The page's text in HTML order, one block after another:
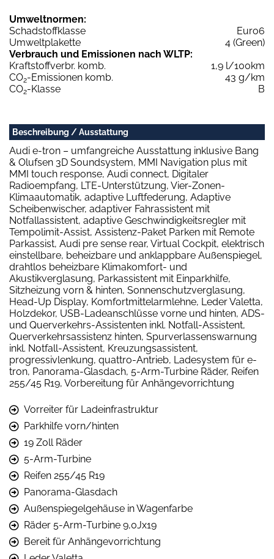
Umweltnormen:
Schadstoffklasse
Euro6
Umweltplakette
4 (Green)
Verbrauch und Emissionen nach WLTP:
Kraftstoffverbr. komb.
1,9 l/100km
CO2-Emissionen komb.
43 g/km
CO2-Klasse B
Beschreibung / Ausstattung
Audi e-tron – umfangreiche Ausstattung inklusive Bang
& Olufsen 3D Soundsystem, MMI Navigation plus mit
MMI touch response, Audi connect, Digitaler
Radioempfang, LTE-Unterstützung, Vier-Zonen-
Klimaautomatik, adaptive Luftfederung, Adaptive
Scheibenwischer, adaptiver Fahrassistent mit
Notfallassistent, adaptive Geschwindigkeitsregler mit
Tempolimit-Assist, Assistenz-Paket Parken mit Remote
Parkassist, Audi pre sense rear, Virtual Cockpit, elektrisch
einstellbare, beheizbare und anklappbare Außenspiegel,
drahtlos beheizbare Klimakomfort- und
Akustikverglasung, Parkassistent mit Einparkhilfe,
Sitzheizung vorn & hinten, Sonnenschutzverglasung,
Head-Up Display, Komfortmittelarmlehne, Leder Valetta,
Holzdekor, USB-Ladeanschlüsse vorne und hinten, ADS-
und Querverkehrs-Assistenten inkl. Notfall-Assistent,
Querverkehrsassistenz hinten, Spurverlassenswarnung
inkl. Notfall-Assistent, Kreuzungsassistent,
progressivlenkung, quattro-Antrieb, Ladesystem für e-
tron, Panorama-Glasdach, 5-Arm-Turbine Räder, Reifen
255/45 R19, Vorbereitung für Anhängevorrichtung
Vorreiter für Ladeinfrastruktur
Parkhilfe vorn/hinten
19 Zoll Räder
5-Arm-Turbine
Reifen 255/45 R19
Panorama-Glasdach
Außenspiegelgehäuse in Wagenfarbe
Räder 5-Arm-Turbine 9,0Jx19
Bereit für Anhängevorrichtung